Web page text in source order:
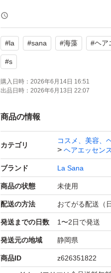
#la #sana #海藻 #ヘア
#s
購入日時： 2026年6月14日 16:51
出品日時： 2026年6月13日 22:07
商品の情報
カテゴリ
コスメ、美容、
ヘアエッセン
ブランド La Sana
商品の状態 未使用
配送の方法 おてがる配送（
発送までの日数 1〜2日で発送
発送元の地域 静岡県
商品ID z626351822